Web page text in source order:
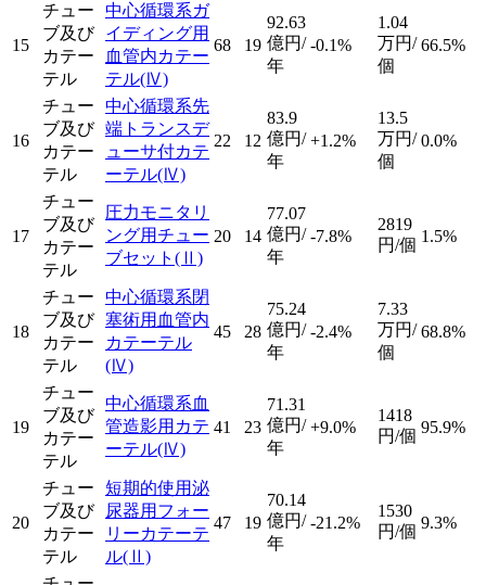
15
チュー
ブ及び
カテー
テル
中心循環系ガ
イディング用
血管内カテー
テル(Ⅳ)
68 19
92.63
億円/
年
-0.1%
1.04
万円/
個
66.5%
16
チュー
ブ及び
カテー
テル
中心循環系先
端トランスデ
ューサ付カテ
ーテル(Ⅳ)
22 12
83.9
億円/
年
+1.2%
13.5
万円/
個
0.0%
17
チュー
ブ及び
カテー
テル
圧力モニタリ
ング用チュー
ブセット (Ⅱ)
20 14
77.07
億円/
年
-7.8%
2819
円/個 1.5%
18
チュー
ブ及び
カテー
テル
中心循環系閉
塞術用血管内
カテーテル
(Ⅳ)
45 28
75.24
億円/
年
-2.4%
7.33
万円/
個
68.8%
19
チュー
ブ及び
カテー
テル
中心循環系血
管造影用カテ
ーテル(Ⅳ)
41 23
71.31
億円/
年
+9.0%
1418
円/個 95.9%
20
チュー
ブ及び
カテー
テル
短期的使用泌
尿器用フォー
リーカテーテ
ル(Ⅱ)
47 19
70.14
億円/
年
-21.2%
1530
円/個 9.3%